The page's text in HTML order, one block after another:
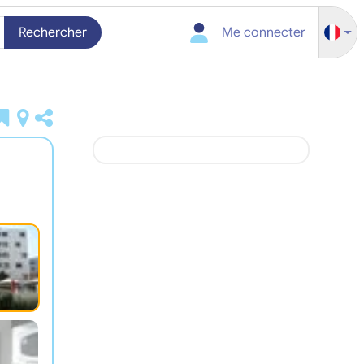
Rechercher Me connecter